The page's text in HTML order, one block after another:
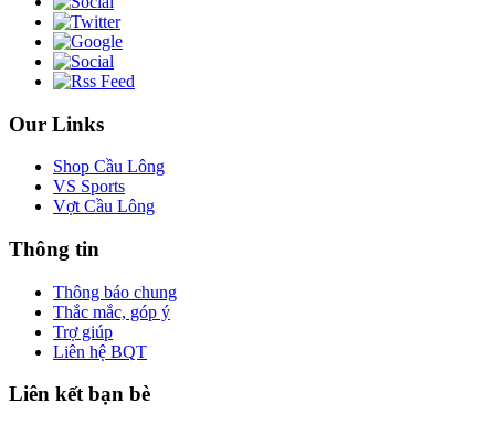
Our Links
Shop Cầu Lông
VS Sports
Vợt Cầu Lông
Thông tin
Thông báo chung
Thắc mắc, góp ý
Trợ giúp
Liên hệ BQT
Liên kết bạn bè